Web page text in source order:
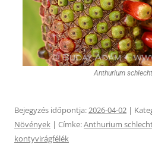
Anthurium
Bejegyzés időpontja:2026-04-02 |
Növények | Címke:Anthurium
kontyvirágfélék